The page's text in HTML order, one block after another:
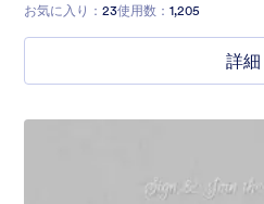
お気に入り： 23使用数： 1,205
詳細